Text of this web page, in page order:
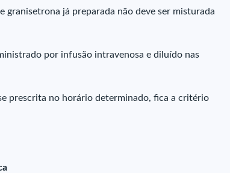
já preparada não deve ser misturada
por infusão intravenosa e diluído nas
prescrita no horário determinado, fica a critério